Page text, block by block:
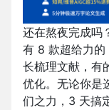
还在熬夜完成吗
有 8 款超给力的
长梳理文献，有
优化。无论你是
们之力，3 天搞